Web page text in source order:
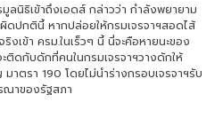
นิธิเข้าถึงเอดส์ กล่าวว่า กำลังพยายาม
ดปกตินี้ หากปล่อยให้กรมเจรจาฯสอดไส้
งเข้า ครม.ในเร็วๆ นี้ นี่จะคือหายนะของ
ะติดกับดักที่คนในกรมเจรจาฯวางดักให้
าตรา 190 โดยไม่นำร่างกรอบเจรจาฯรับ
ณาของรัฐสภา